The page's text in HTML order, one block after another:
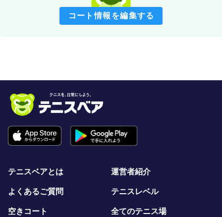
コート情報を編集する
テニスベアとは 運営者紹介
よくあるご質問 テニスレベル
空きコート 全てのテニス場